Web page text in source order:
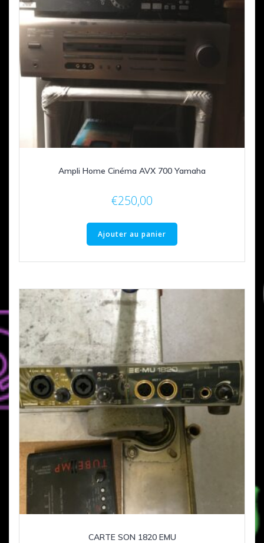
Ampli Home Cinéma AVX 700 Yamaha
€250,00
Ajouter au panier
CARTE SON 1820 EMU